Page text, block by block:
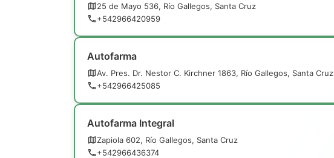
25 de Mayo 536, Río Gallegos, Santa Cruz
+542966420959
Autofarma
Av. Pres. Dr. Nestor C. Kirchner 1863, Río Gallegos, Santa Cruz
+542966425085
Autofarma Integral
Zapiola 602, Río Gallegos, Santa Cruz
+542966436374